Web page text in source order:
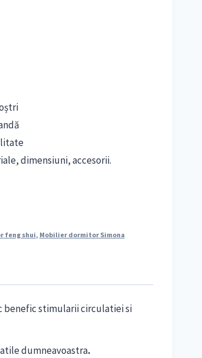
dimensiuni, accesorii.
feng shui, Mobilier dormitor Simona
benefic stimularii circulatiei si
dumneavoastra.